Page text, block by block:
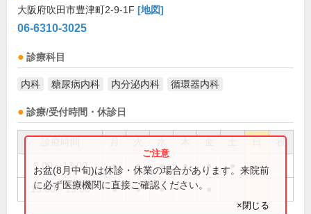
大阪府吹田市豊津町2-9-1F [地図]
06-6310-3025
診療科目
内科 糖尿病内科 内分泌内科 循環器内科
診療/受付時間・休診日
祝
9:00～13:00 ● ● ● ● ●
15:00～19:00 ● ● ●
お盆(8月中旬)は休診・休業の場合があります。来院前
に必ず医療機関に直接ご確認ください。
×閉じる